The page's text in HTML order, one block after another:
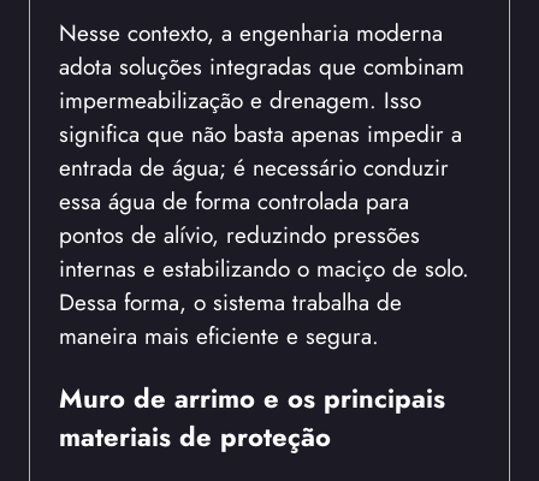
Nesse contexto, a engenharia moderna
adota soluções integradas que combinam
impermeabilização e drenagem. Isso
significa que não basta apenas impedir a
entrada de água; é necessário conduzir
essa água de forma controlada para
pontos de alívio, reduzindo pressões
internas e estabilizando o maciço de solo.
Dessa forma, o sistema trabalha de
maneira mais eficiente e segura.
Muro de arrimo e os principais
materiais de proteção